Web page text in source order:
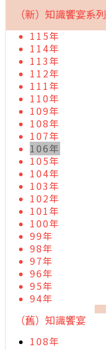
（新）知識饗宴系列
115年
114年
113年
112年
111年
110年
109年
108年
107年
106年
105年
104年
103年
102年
101年
100年
99年
98年
97年
96年
95年
94年
（舊）知識饗宴
108年